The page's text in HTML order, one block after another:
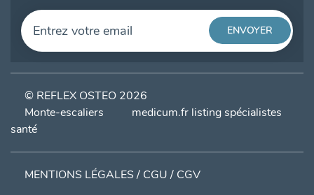
© REFLEX OSTEO 2026
Monte-escaliers
medicum.fr listing spécialistes
santé
MENTIONS LÉGALES / CGU / CGV